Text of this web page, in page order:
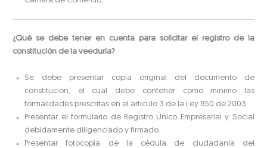
¿Qué se debe tener en cuenta para solicitar el registro de la
constitución de la veeduría?
Se debe presentar copia original del documento de
constitución, el cual debe contener como mínimo las
formalidades prescritas en el artículo 3 de la Ley 850 de 2003.
Presentar el formulario de Registro Único Empresarial y Social
debidamente diligenciado y firmado.
Presentar fotocopia de la cédula de ciudadanía del